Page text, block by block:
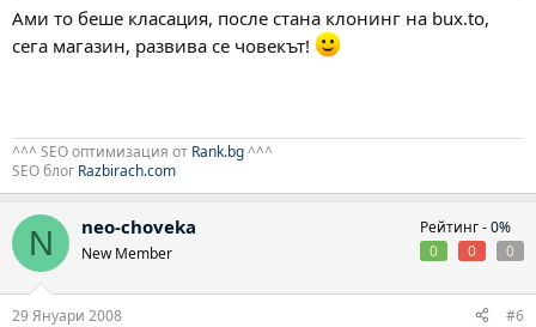
Ами то беше класация, после стана клонинг на bux.to,
сега магазин, развива се човекът!
^^^ SEO оптимизация от Rank.bg^^^
SEO блог Razbirach.com
N neo-choveka
New Member
Рейтинг -0%
0
0 0
29 Януари 2008 #6